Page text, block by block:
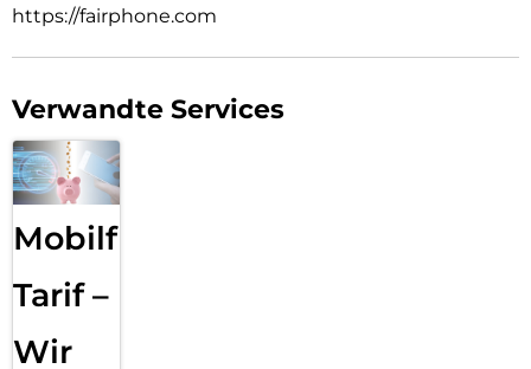
https://fairphone.com
Verwandte Services
Mobilfunk
Tarif –
Wir